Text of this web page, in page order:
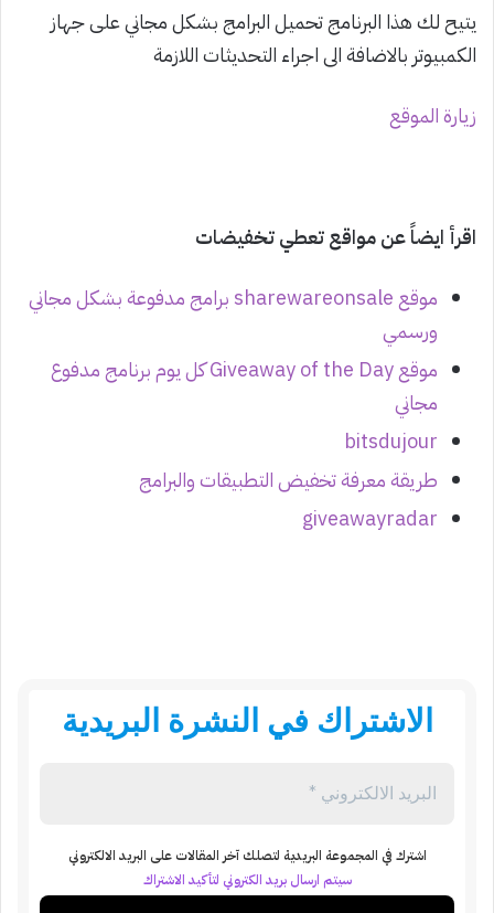
يتيح لك هذا البرنامج تحميل البرامج بشكل مجاني على جهاز
الكمبيوتر بالاضافة الى اجراء التحديثات اللازمة
زيارة الموقع
اقرأ ايضاً عن مواقع تعطي تخفيضات
موقع sharewareonsale برامج مدفوعة بشكل مجاني
ورسمي
موقع Giveaway of the Day كل يوم برنامج مدفوع
مجاني
bitsdujour
طريقة معرفة تخفيض التطبيقات والبرامج
giveawayradar
الاشتراك في النشرة البريدية
اشترك في المجموعة البريدية لتصلك آخر المقالات على البريد الالكتروني
سيتم ارسال بريد الكتروني لتأكيد الاشتراك